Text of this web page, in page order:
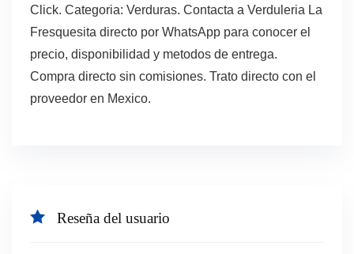
Click. Categoria: Verduras. Contacta a Verduleria La
Fresquesita directo por WhatsApp para conocer el
precio, disponibilidad y metodos de entrega.
Compra directo sin comisiones. Trato directo con el
proveedor en Mexico.
Reseña del usuario